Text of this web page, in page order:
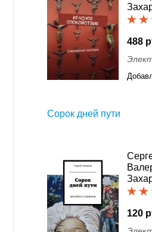
488
Сорок дней пути
120